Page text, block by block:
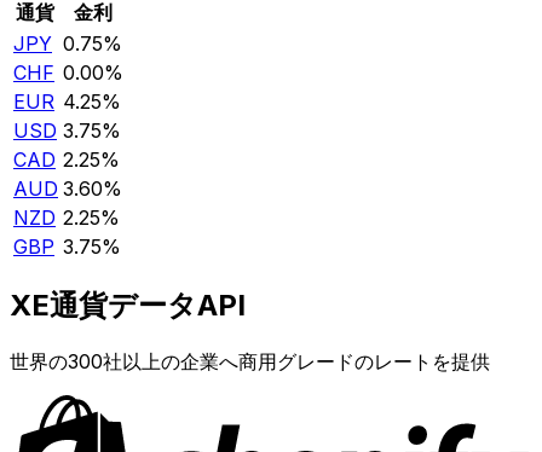
通貨
金利
JPY 0.75%
CHF 0.00%
EUR 4.25%
USD 3.75%
CAD 2.25%
AUD 3.60%
NZD 2.25%
GBP 3.75%
XE通貨データAPI
世界の300社以上の企業へ商用グレードのレートを提供